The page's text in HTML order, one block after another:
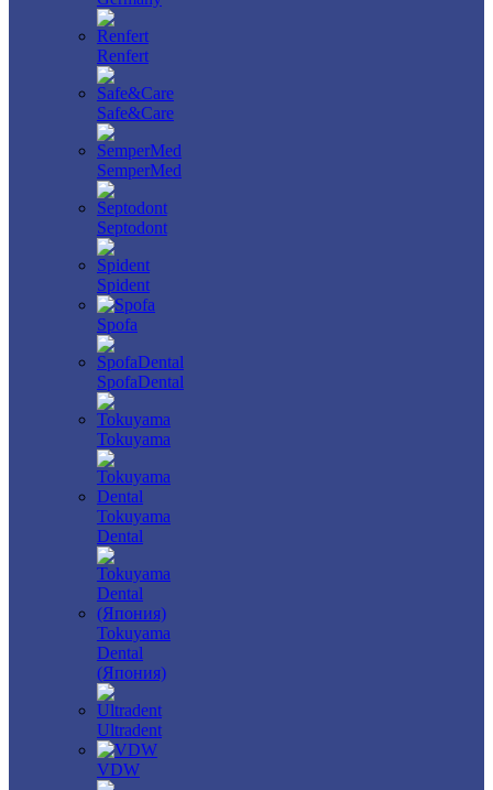
Renfert
Safe&Care
SemperMed
Septodont
Spident
Spofa
SpofaDental
Tokuyama
Tokuyama
Dental
Tokuyama
Dental
(Япония)
Ultradent
VDW